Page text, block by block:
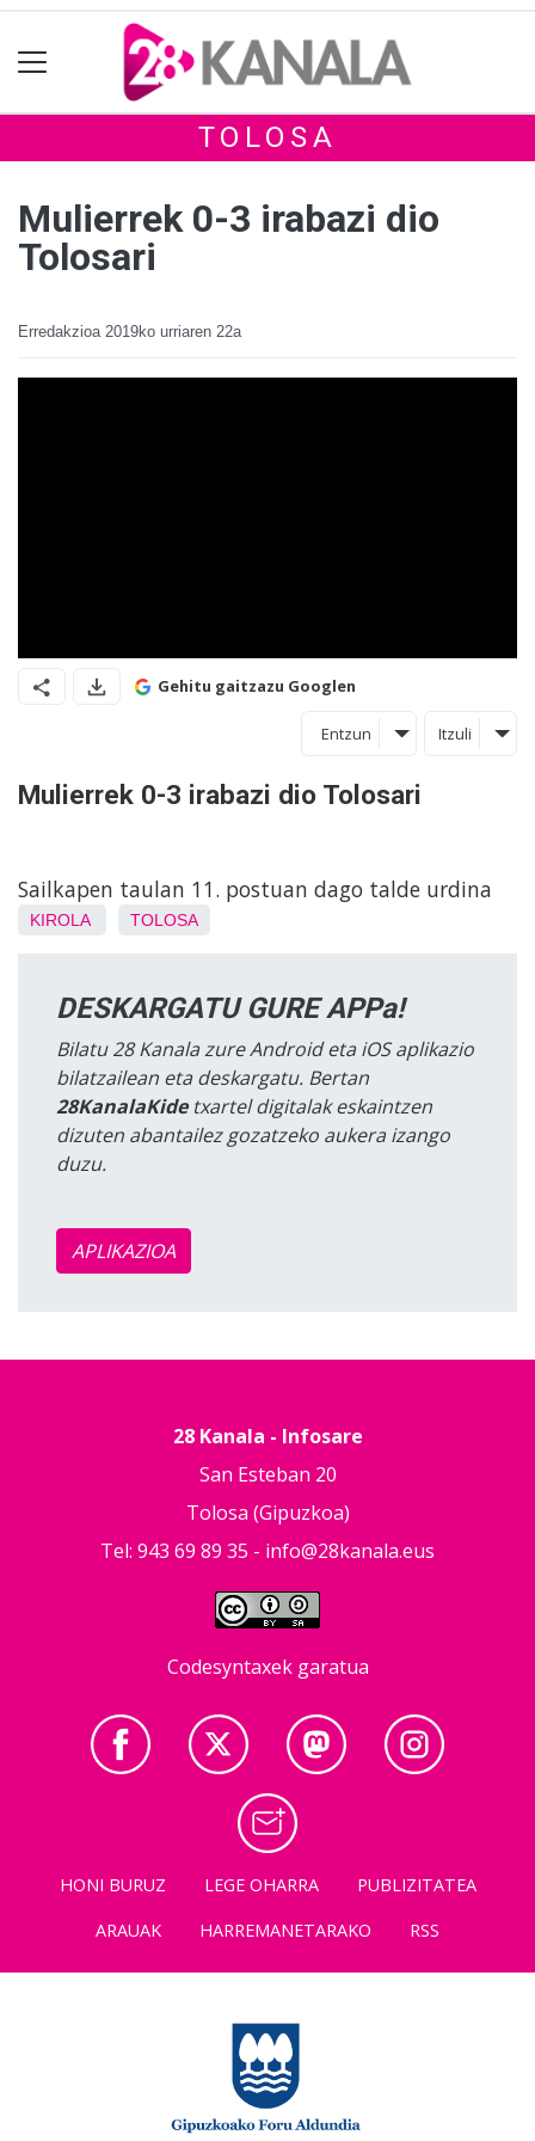
TOLOSA
Mulierrek 0-3 irabazi dio
Tolosari
Erredakzioa 2019ko urriaren 22a
Gehitu gaitzazu Googlen
Entzun Itzuli
Mulierrek 0-3 irabazi dio Tolosari
Sailkapen taulan 11. postuan dago talde urdina
KIROLA TOLOSA
DESKARGATU GURE APPa!
Bilatu 28 Kanala zure Android eta iOS aplikazio
bilatzailean eta deskargatu. Bertan
28KanalaKidetxartel digitalak eskaintzen
dizuten abantailez gozatzeko aukera izango
duzu.
APLIKAZIOA
28 Kanala - Infosare
San Esteban 20
Tolosa (Gipuzkoa)
Tel: 943 69 89 35 - info@28kanala.eus
Codesyntaxek garatua
HONI BURUZ LEGE OHARRA
PUBLIZITATEA
ARAUAK
HARREMANETARAKO RSS